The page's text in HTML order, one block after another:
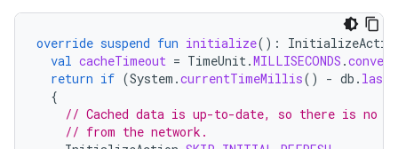
override suspend fun initialize():
val cacheTimeout = TimeUnit .MILLISECONDS .convert
return if (System .currentTimeMillis() - db .
{
// Cached data is up-to-date, so there is no
// from the network.